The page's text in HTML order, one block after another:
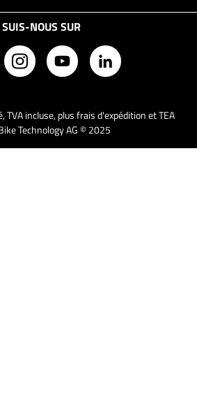
SUIS-NOUS SUR
TVA incluse, plus frais d'expédition et TEA
Technology AG © 2025